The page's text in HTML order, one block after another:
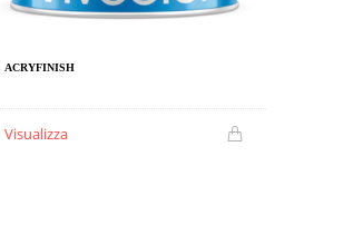
ACRYFINISH
Visualizza